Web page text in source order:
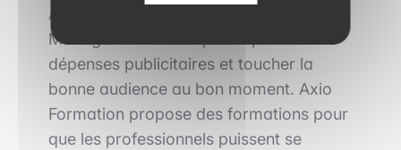
Ads Manager ou LinkedIn Campaign
Manager est crucial pour optimiser les
dépenses publicitaires et toucher la
bonne audience au bon moment. Axio
Formation propose des formations pour
que les professionnels puissent se